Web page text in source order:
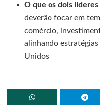
O que os dois
deverão focar em
comércio,
alinhando
Unidos.